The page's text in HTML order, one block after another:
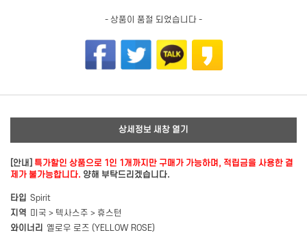
- 상품이 품절 되었습니다 -
상세정보 새창 열기
[안내] 특가할인 상품으로 1인 1개까지만 구매가 가능하며, 적립금을 사용한 결
제가 불가능합니다. 양해 부탁드리겠습니다.
타입 Spirit
지역 미국 > 텍사스주 > 휴스턴
와이너리
옐로우 로즈 (YELLOW ROSE)